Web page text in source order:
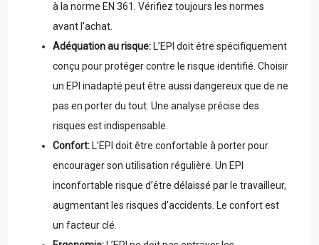
à la norme EN 361. Vérifiez toujours les normes
avant l’achat.
Adéquation au risque: L’EPI doit être spécifiquement
conçu pour protéger contre le risque identifié. Choisir
un EPI inadapté peut être aussi dangereux que de ne
pas en porter du tout. Une analyse précise des
risques est indispensable.
Confort: L’EPI doit être confortable à porter pour
encourager son utilisation régulière. Un EPI
inconfortable risque d’être délaissé par le travailleur,
augmentant les risques d’accidents. Le confort est
un facteur clé.